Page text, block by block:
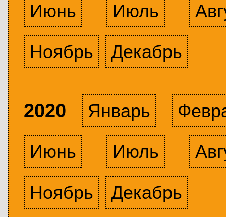
Июнь
Июль
Ноябрь
Декабрь
2020 Январь
Июнь
Июль
Ноябрь
Декабрь